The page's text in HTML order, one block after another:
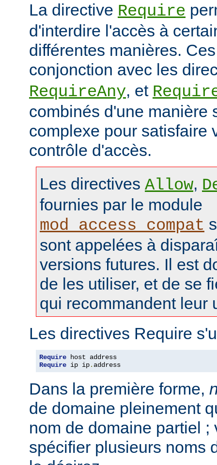
La directive Require
d'interdire l'accès à
différentes manières.
conjonction avec les
RequireAny, et
combinés d'une manière
complexe pour satisfaire
contrôle d'accès.
Les directives Allow,
fournies par le module
mod_access_compat
sont appelées à
versions futures. Il est
de les utiliser, et de se
qui recommandent leur
Les directives Require
Require
Require ip ip. address
Dans la première forme,
de domaine pleinement
nom de domaine partiel ;
spécifier plusieurs noms